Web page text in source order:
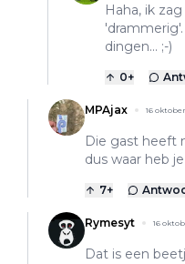
Haha, ik
dingen... ;-)
0+
MPAjax 16 oktober
Die gast heeft
dus waar heb
7+
Rymesyt 16
Dat is een